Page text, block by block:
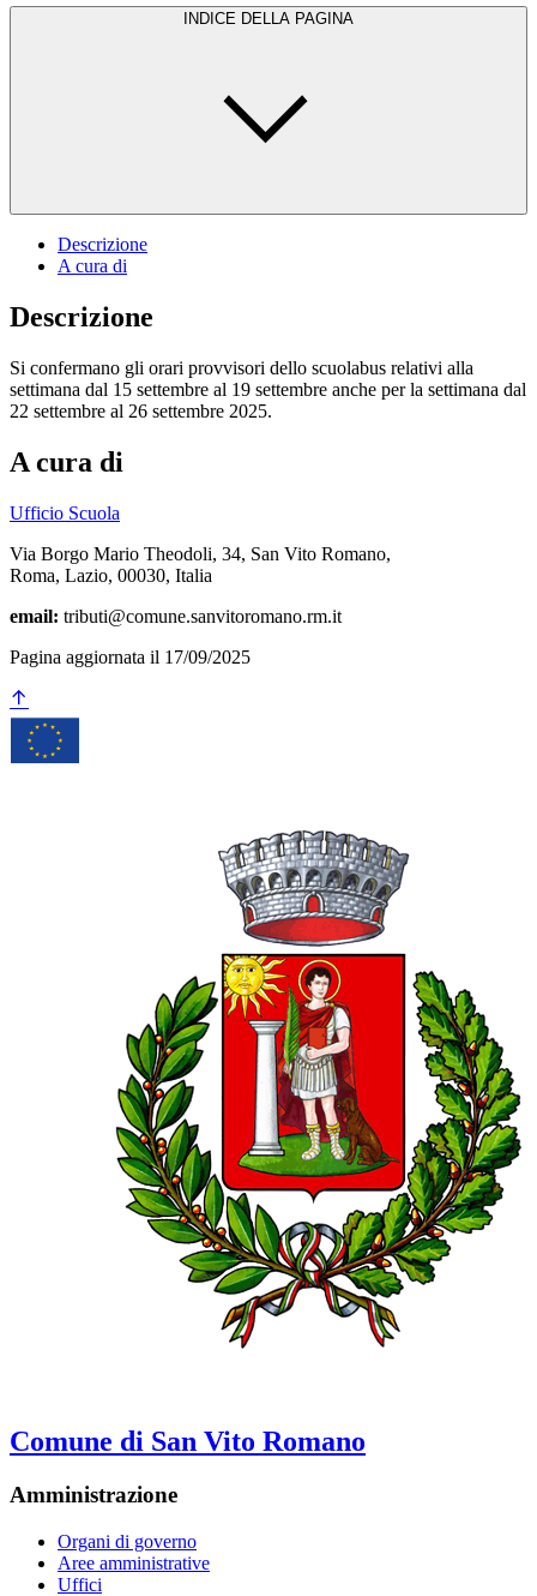
INDICE DELLA PAGINA
Descrizione
A cura di
Descrizione
Si confermano gli orari provvisori dello scuolabus relativi alla
settimana dal 15 settembre al 19 settembre anche per la settimana dal
22 settembre al 26 settembre 2025.
A cura di
Ufficio Scuola
Via Borgo Mario Theodoli, 34, San Vito Romano,
Roma, Lazio, 00030, Italia
email: tributi@comune.sanvitoromano.rm.it
Pagina aggiornata il 17/09/2025
Comune di San Vito Romano
Amministrazione
Organi di governo
Aree amministrative
Uffici